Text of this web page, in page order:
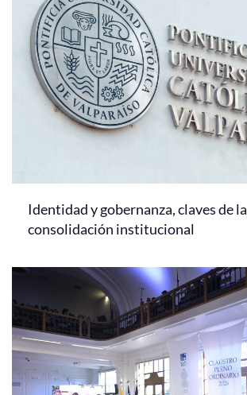
Identidad y gobernanza, claves de la
consolidación institucional